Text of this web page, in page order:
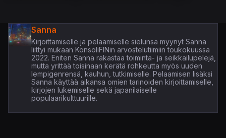
Sanna
Kirjoittamiselle ja pelaamiselle sielunsa myynyt Sanna
liittyi mukaan KonsoliFINin arvostelutiimiin toukokuussa
2022. Eniten Sanna rakastaa toiminta- ja seikkailupelejä,
mutta yrittää toisinaan kerätä rohkeutta myös uuden
lempigenrensä, kauhun, tutkimiselle. Pelaamisen lisäksi
Sanna käyttää aikansa omien tarinoiden kirjoittamiselle,
kirjojen lukemiselle sekä japanilaiselle
populaarikulttuurille.